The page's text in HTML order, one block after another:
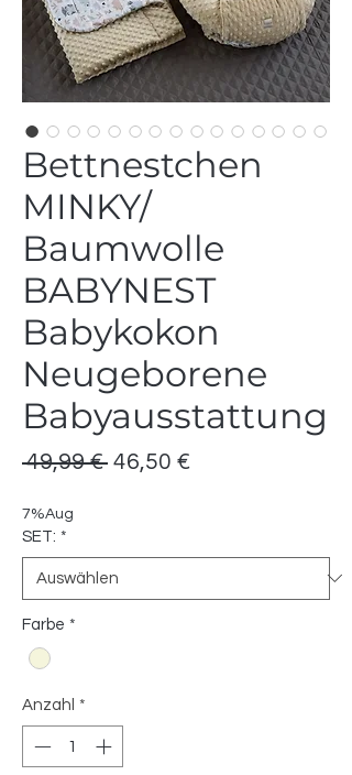
Bettnestchen
MINKY/
Baumwolle
BABYNEST
Babykokon
Neugeborene
Babyausstattung
49,99 € Standardpreis
46,50 €
7%Aug
SET: *
Farbe *
Anzahl *